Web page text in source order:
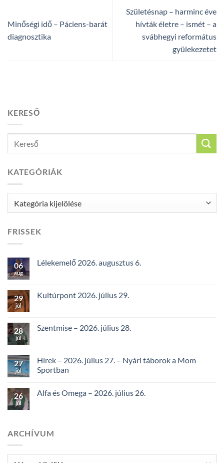
Minőségi idő – Páciens-barát
diagnosztika
Születésnap – harminc éve
hívták életre – ismét – a
svábhegyi református
gyülekezetet
KERESŐ
KATEGÓRIÁK
FRISSEK
06
aug
Lélekemelő 2026. augusztus 6.
29
júl
Kultúrpont 2026. július 29.
28
júl
Szentmise – 2026. július 28.
27
júl
Hírek – 2026. július 27. – Nyári táborok a Mom
Sportban
26
júl
Alfa és Omega – 2026. július 26.
ARCHÍVUM